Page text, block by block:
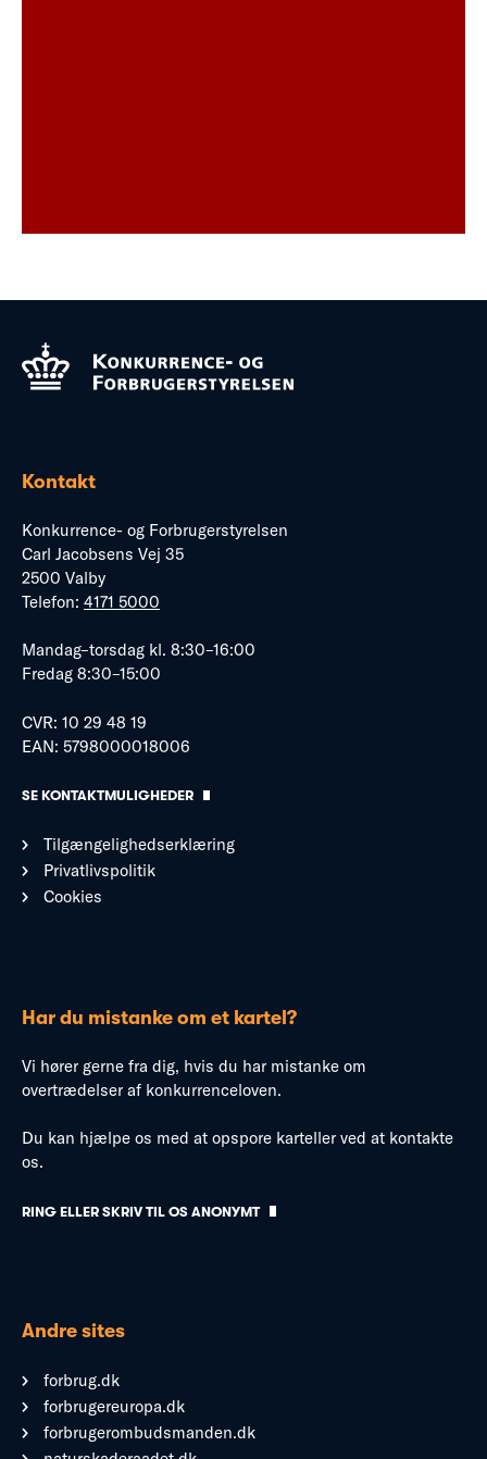
Kontakt
Konkurrence- og Forbrugerstyrelsen
Carl Jacobsens Vej 35
2500 Valby
Telefon: 4171 5000
Mandag–torsdag kl. 8:30–16:00
Fredag 8:30–15:00
CVR: 10 29 48 19
EAN: 5798000018006
SE KONTAKTMULIGHEDER
Tilgængelighedserklæring
Privatlivspolitik
Cookies
Har du mistanke om et kartel?
Vi hører gerne fra dig, hvis du har mistanke om
overtrædelser af konkurrenceloven.
Du kan hjælpe os med at opspore karteller ved at kontakte
os.
RING ELLER SKRIV TIL OS ANONYMT
Andre sites
forbrug.dk
forbrugereuropa.dk
forbrugerombudsmanden.dk